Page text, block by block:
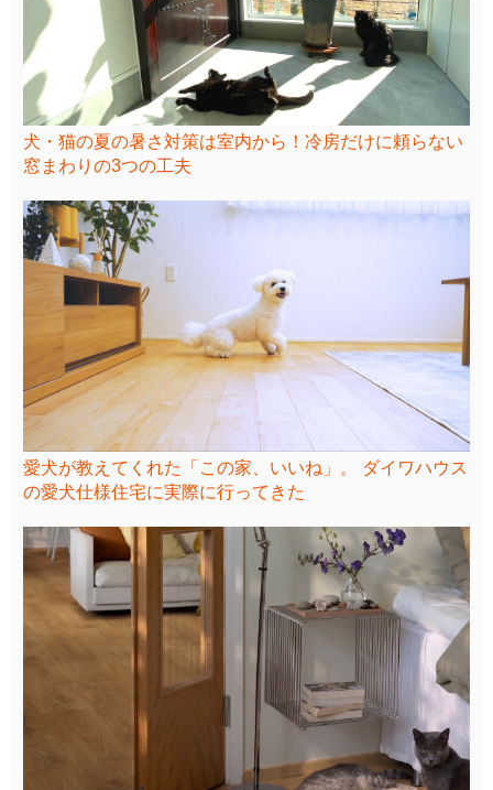
犬・猫の夏の暑さ対策は室内から！冷房だけに頼らない
窓まわりの3つの工夫
愛犬が教えてくれた「この家、いいね」。 ダイワハウス
の愛犬仕様住宅に実際に行ってきた